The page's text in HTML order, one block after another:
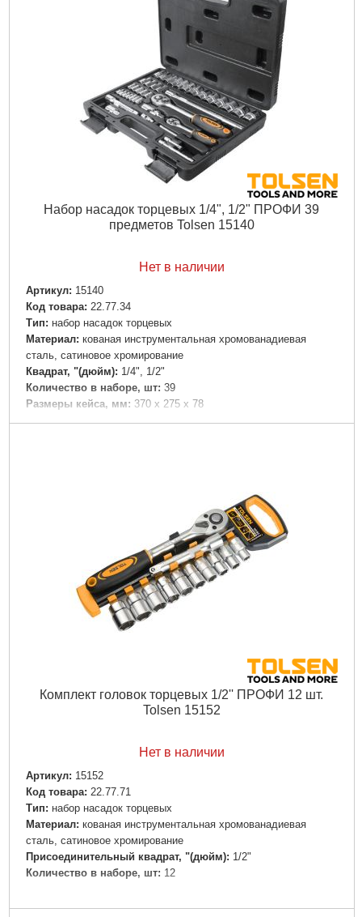
Набор насадок торцевых 1/4", 1/2" ПРОФИ 39
предметов Tolsen 15140
Нет в наличии
Артикул: 15140
Код товара: 22.77.34
Тип: набор насадок торцевых
Материал: кованая инструментальная хромованадиевая
сталь, сатиновое хромирование
Квадрат, "(дюйм): 1/4", 1/2"
Количество в наборе, шт: 39
Размеры кейса, мм: 370 х 275 х 78
Комплект головок торцевых 1/2'' ПРОФИ 12 шт.
Tolsen 15152
Нет в наличии
Артикул: 15152
Код товара: 22.77.71
Тип: набор насадок торцевых
Материал: кованая инструментальная хромованадиевая
сталь, сатиновое хромирование
Присоединительный квадрат, "(дюйм): 1/2"
Количество в наборе, шт: 12
Подробнее...